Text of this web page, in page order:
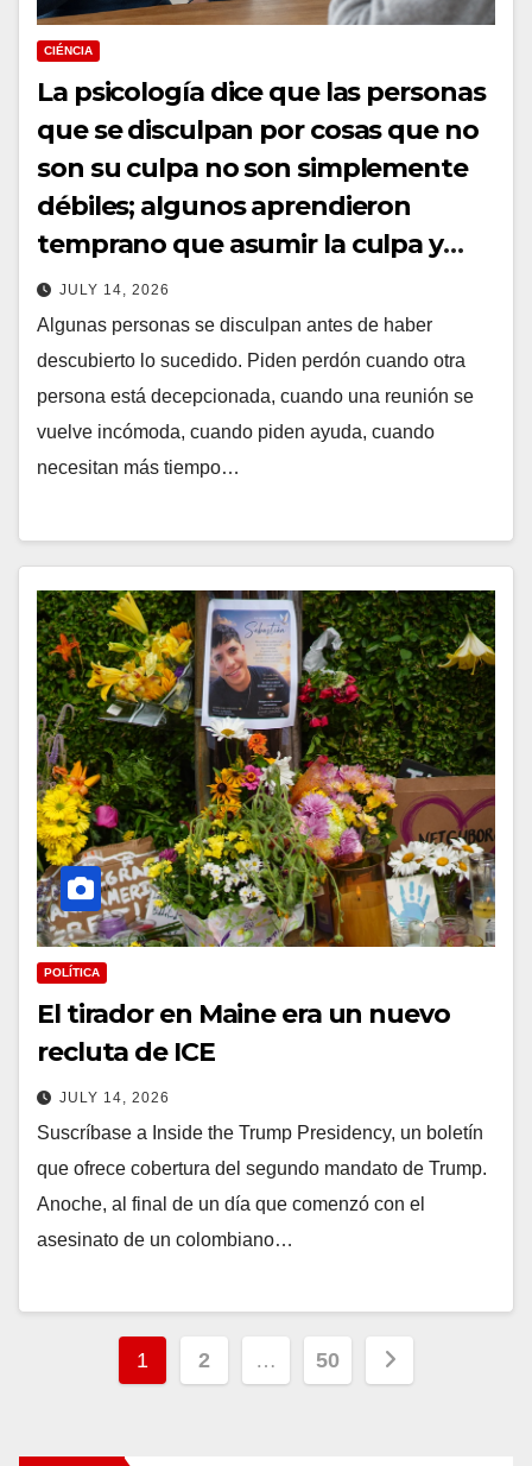
CIÉNCIA
La psicología dice que las personas
que se disculpan por cosas que no
son su culpa no son simplemente
débiles; algunos aprendieron
temprano que asumir la culpa y
mantener a todos tranquilos era
más seguro que expresar
necesidades que podrían crear
conflictos.
JULY 14, 2026
Algunas personas se disculpan antes de haber
descubierto lo sucedido. Piden perdón cuando otra
persona está decepcionada, cuando una reunión se
vuelve incómoda, cuando piden ayuda, cuando
necesitan más tiempo…
POLÍTICA
El tirador en Maine era un nuevo
recluta de ICE
JULY 14, 2026
Suscríbase a Inside the Trump Presidency, un boletín
que ofrece cobertura del segundo mandato de Trump.
Anoche, al final de un día que comenzó con el
asesinato de un colombiano…
Posts
1 2 … 50